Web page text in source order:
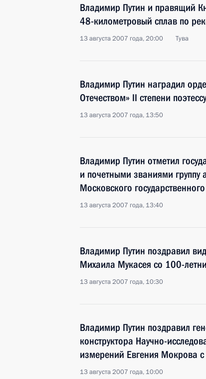
Владимир Путин и правящий
48-километровый сплав по
13 августа 2007 года, 20:00 Тува
Владимир Путин наградил
Отечеством» II степени
13 августа 2007 года, 13:50
Владимир Путин отметил
и почетными званиями группу
Московского
13 августа 2007 года, 13:40
Владимир Путин поздравил
Михаила Мукасея со 100-
13 августа 2007 года, 10:30
Владимир Путин поздравил
конструктора Научно-
измерений Евгения Мокрова
13 августа 2007 года, 10:00